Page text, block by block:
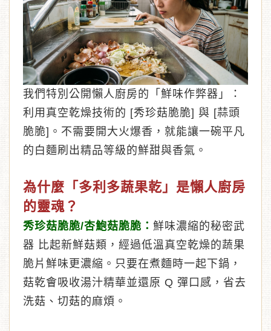
我們特別公開懶人廚房的「鮮味作弊器」：
利用真空乾燥技術的 [秀珍菇脆脆] 與 [蒜頭
脆脆]。不需要開大火爆香，就能讓一碗平凡
的白麵刷出精品等級的鮮甜與香氣。
為什麼「多利多蔬果乾」是懶人廚房
的靈魂？
秀珍菇脆脆/杏鮑菇脆脆： 鮮味濃縮的秘密武
器 比起新鮮菇類，經過低溫真空乾燥的蔬果
脆片鮮味更濃縮。只要在煮麵時一起下鍋，
菇乾會吸收湯汁精華並還原 Q 彈口感，省去
洗菇、切菇的麻煩。